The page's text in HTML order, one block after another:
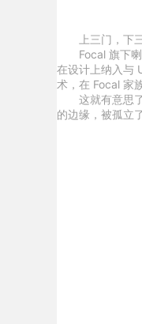
上三门，下
Focal 旗下喇
在设计上纳入与
术，在 Focal 家
这就有意思了
的边缘，被孤立